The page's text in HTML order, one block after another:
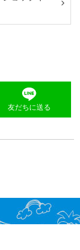
友だちに送る